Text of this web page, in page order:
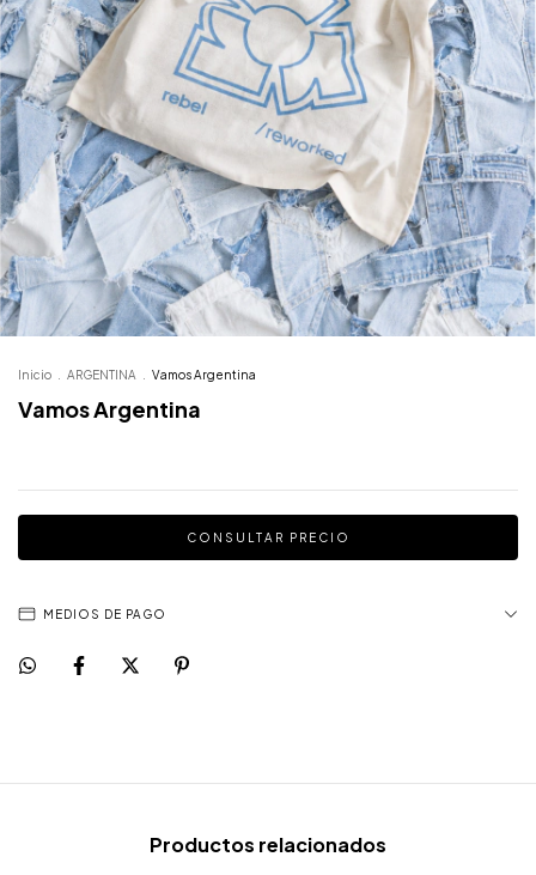
Inicio ARGENTINA Vamos Argentina
Vamos Argentina
MEDIOS DE PAGO
Productos relacionados